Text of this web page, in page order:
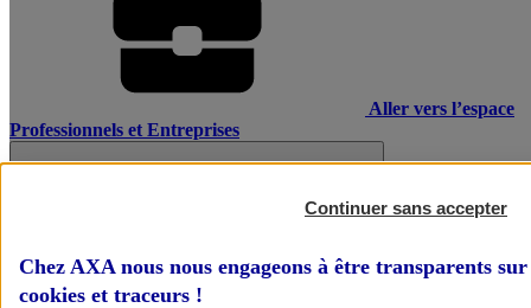
Aller vers l’espace
Professionnels et Entreprises
Continuer sans accepter
Chez AXA nous nous engageons à être transparents
cookies et traceurs !